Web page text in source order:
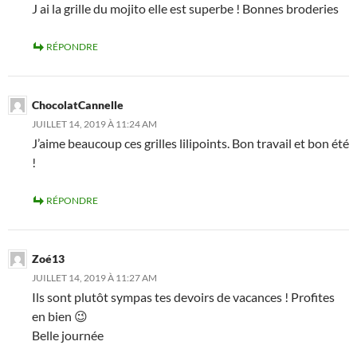
J ai la grille du mojito elle est superbe ! Bonnes broderies
RÉPONDRE
ChocolatCannelle
JUILLET 14, 2019 À 11:24 AM
J’aime beaucoup ces grilles lilipoints. Bon travail et bon été
!
RÉPONDRE
Zoé13
JUILLET 14, 2019 À 11:27 AM
Ils sont plutôt sympas tes devoirs de vacances ! Profites
en bien 😉
Belle journée